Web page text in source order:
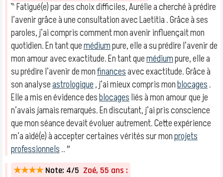
‶ Fatigué(e) par des choix difficiles, Aurélie a cherché à prédire
l’avenir grâce à une consultation avec Laetitia . Grâce à ses
paroles, j’ai compris comment mon avenir influençait mon
quotidien. En tant quemédiumpure, elle a su prédire l’avenir de
mon amour avec exactitude. En tant quemédiumpure, elle a
su prédire l’avenir de monfinancesavec exactitude. Grâce à
son analyseastrologique, j’ai mieux compris monblocages.
Elle a mis en évidence desblocagesliés à mon amour que je
n’avais jamais remarqués. En discutant, j’ai pris conscience
que mon séance devait évoluer autrement. Cette expérience
m’a aidé(e) à accepter certaines vérités sur monprojets
professionnels.. ″
★★★★ Note: 4/5 Zoé, 55 ans :